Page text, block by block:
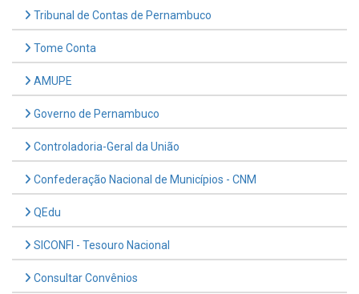
Controladoria-Geral da União
Confederação Nacional de Municípios - CNM
QEdu
SICONFI - Tesouro Nacional
Consultar Convênios
Receber Informações sobre novos Repasses
Hora:12:31/ Sábado, 08 de agosto de